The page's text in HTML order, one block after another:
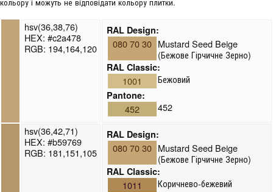
hsv(36,38,76)
HEX: #c2a478
RGB: 194,164,120
RAL Design:
080 70 30 Mustard Seed Beige
(Бежове Гірчичне Зерно)
RAL Classic:
1001 Бежовий
Pantone:
452
452
hsv(36,42,71)
HEX: #b59769
RGB: 181,151,105
RAL Design:
080 70 30 Mustard Seed Beige
(Бежове Гірчичне Зерно)
RAL Classic:
1011 Коричнево-бежевий